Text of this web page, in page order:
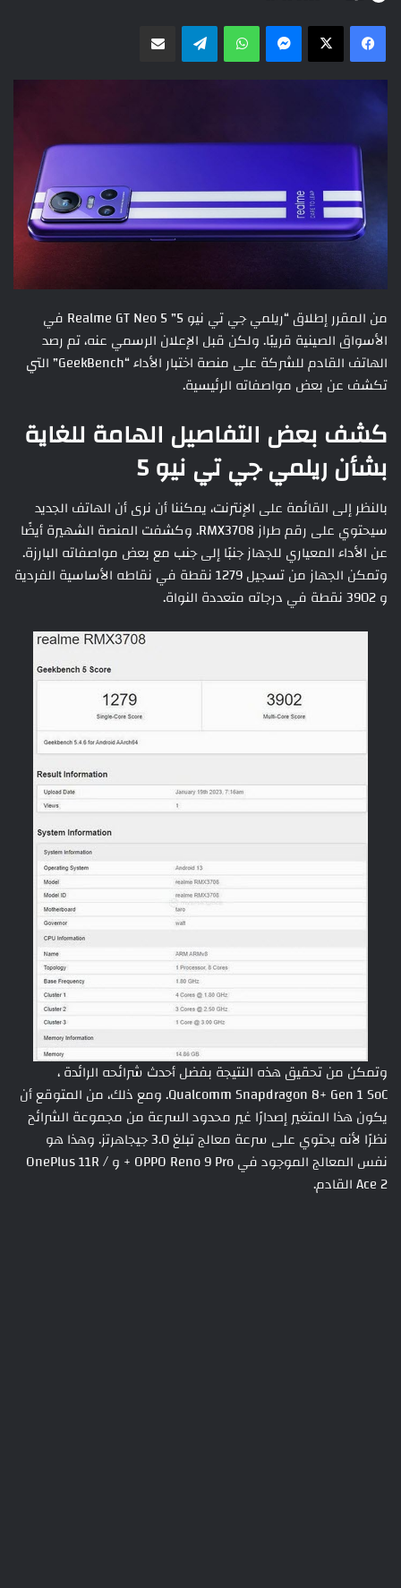
ماسنجر واتسابتيلقرام
من المقرر إطلاق “ريلمي جي تي نيو 5” Realme GT Neo 5 في
الأسواق الصينية قريبًا. ولكن قبل الإعلان الرسمي عنه، تم رصد
الهاتف القادم للشركة على منصة اختبار الأداء “GeekBench” التي
تكشف عن بعض مواصفاته الرئيسية.
كشف بعض التفاصيل الهامة للغاية
بشأن ريلمي جي تي نيو 5
بالنظر إلى القائمة على الإنترنت، يمكننا أن نرى أن الهاتف الجديد
سيحتوي على رقم طراز RMX3708. وكشفت المنصة الشهيرة أيضًا
عن الأداء المعياري للجهاز جنبًا إلى جنب مع بعض مواصفاته البارزة.
وتمكن الجهاز من تسجيل 1279 نقطة في نقاطه الأساسية الفردية
و 3902 نقطة في درجاته متعددة النواة.
وتمكن من تحقيق هذه النتيجة بفضل أحدث شرائحه الرائدة ،
Qualcomm Snapdragon 8+ Gen 1 SoC. ومع ذلك، من المتوقع أن
يكون هذا المتغير إصدارًا غير محدود السرعة من مجموعة الشرائح
نظرًا لأنه يحتوي على سرعة معالج تبلغ 3.0 جيجاهرتز. وهذا هو
نفس المعالج الموجود في OPPO Reno 9 Pro + و OnePlus 11R /
Ace 2 القادم.